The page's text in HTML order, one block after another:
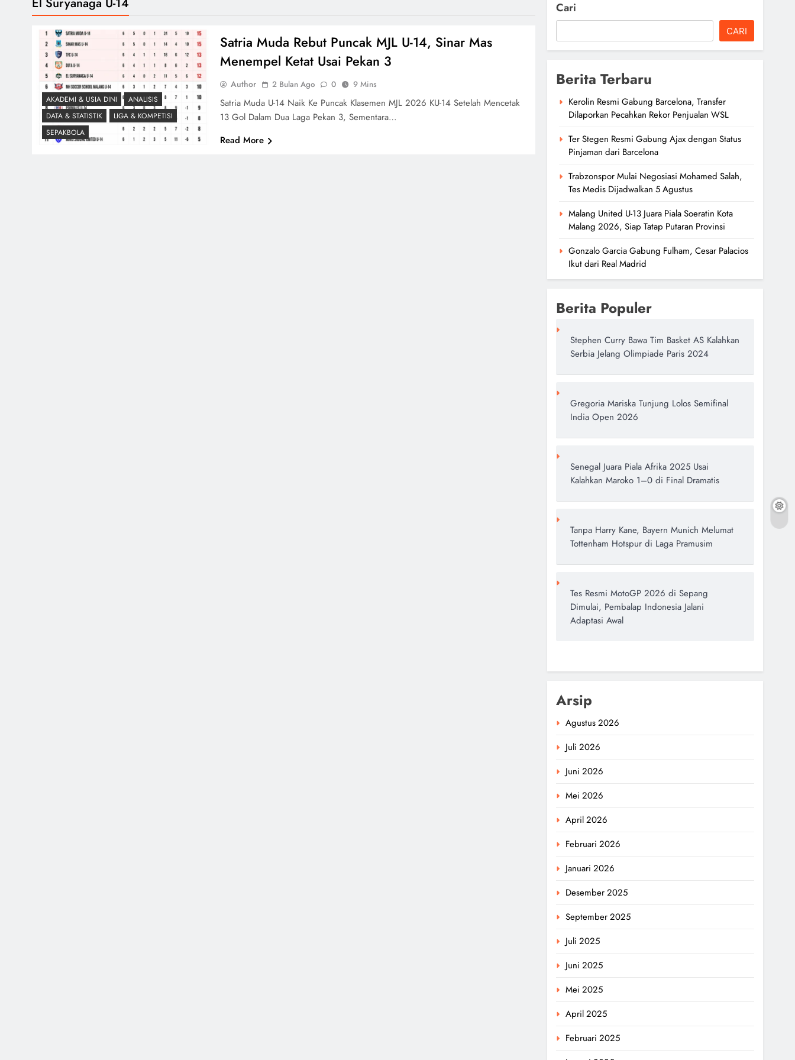
AKADEMI & USIA DINI
ANALISIS
DATA & STATISTIK
LIGA & KOMPETISI
SEPAKBOLA
Satria Muda Rebut Puncak MJL U-14, Sinar Mas
Menempel Ketat Usai Pekan 3
Author 2 Bulan Ago 0 9 Mins
Satria Muda U-14 Naik Ke Puncak Klasemen MJL 2026 KU-14 Setelah Mencetak
13 Gol Dalam Dua Laga Pekan 3, Sementara…
Read More
Cari
CARI
Berita Terbaru
Kerolin Resmi Gabung Barcelona, Transfer
Dilaporkan Pecahkan Rekor Penjualan WSL
Ter Stegen Resmi Gabung Ajax dengan Status
Pinjaman dari Barcelona
Trabzonspor Mulai Negosiasi Mohamed Salah,
Tes Medis Dijadwalkan 5 Agustus
Malang United U-13 Juara Piala Soeratin Kota
Malang 2026, Siap Tatap Putaran Provinsi
Gonzalo Garcia Gabung Fulham, Cesar Palacios
Ikut dari Real Madrid
Berita Populer
Stephen Curry Bawa Tim Basket AS Kalahkan
Serbia Jelang Olimpiade Paris 2024
Gregoria Mariska Tunjung Lolos Semifinal
India Open 2026
Senegal Juara Piala Afrika 2025 Usai
Kalahkan Maroko 1–0 di Final Dramatis
Tanpa Harry Kane, Bayern Munich Melumat
Tottenham Hotspur di Laga Pramusim
Tes Resmi MotoGP 2026 di Sepang
Dimulai, Pembalap Indonesia Jalani
Adaptasi Awal
Arsip
Agustus 2026
Juli 2026
Juni 2026
Mei 2026
April 2026
Februari 2026
Januari 2026
Desember 2025
September 2025
Juli 2025
Juni 2025
Mei 2025
April 2025
Februari 2025